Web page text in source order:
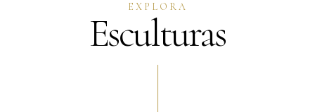
EXPLORA
Esculturas